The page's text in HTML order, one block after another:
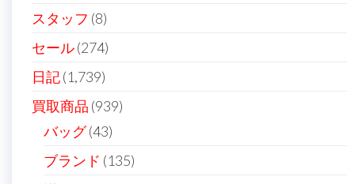
スタッフ (8)
セール(274)
日記(1,739)
買取商品 (939)
バッグ(43)
ブランド (135)